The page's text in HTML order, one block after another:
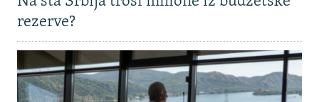
rezerve?